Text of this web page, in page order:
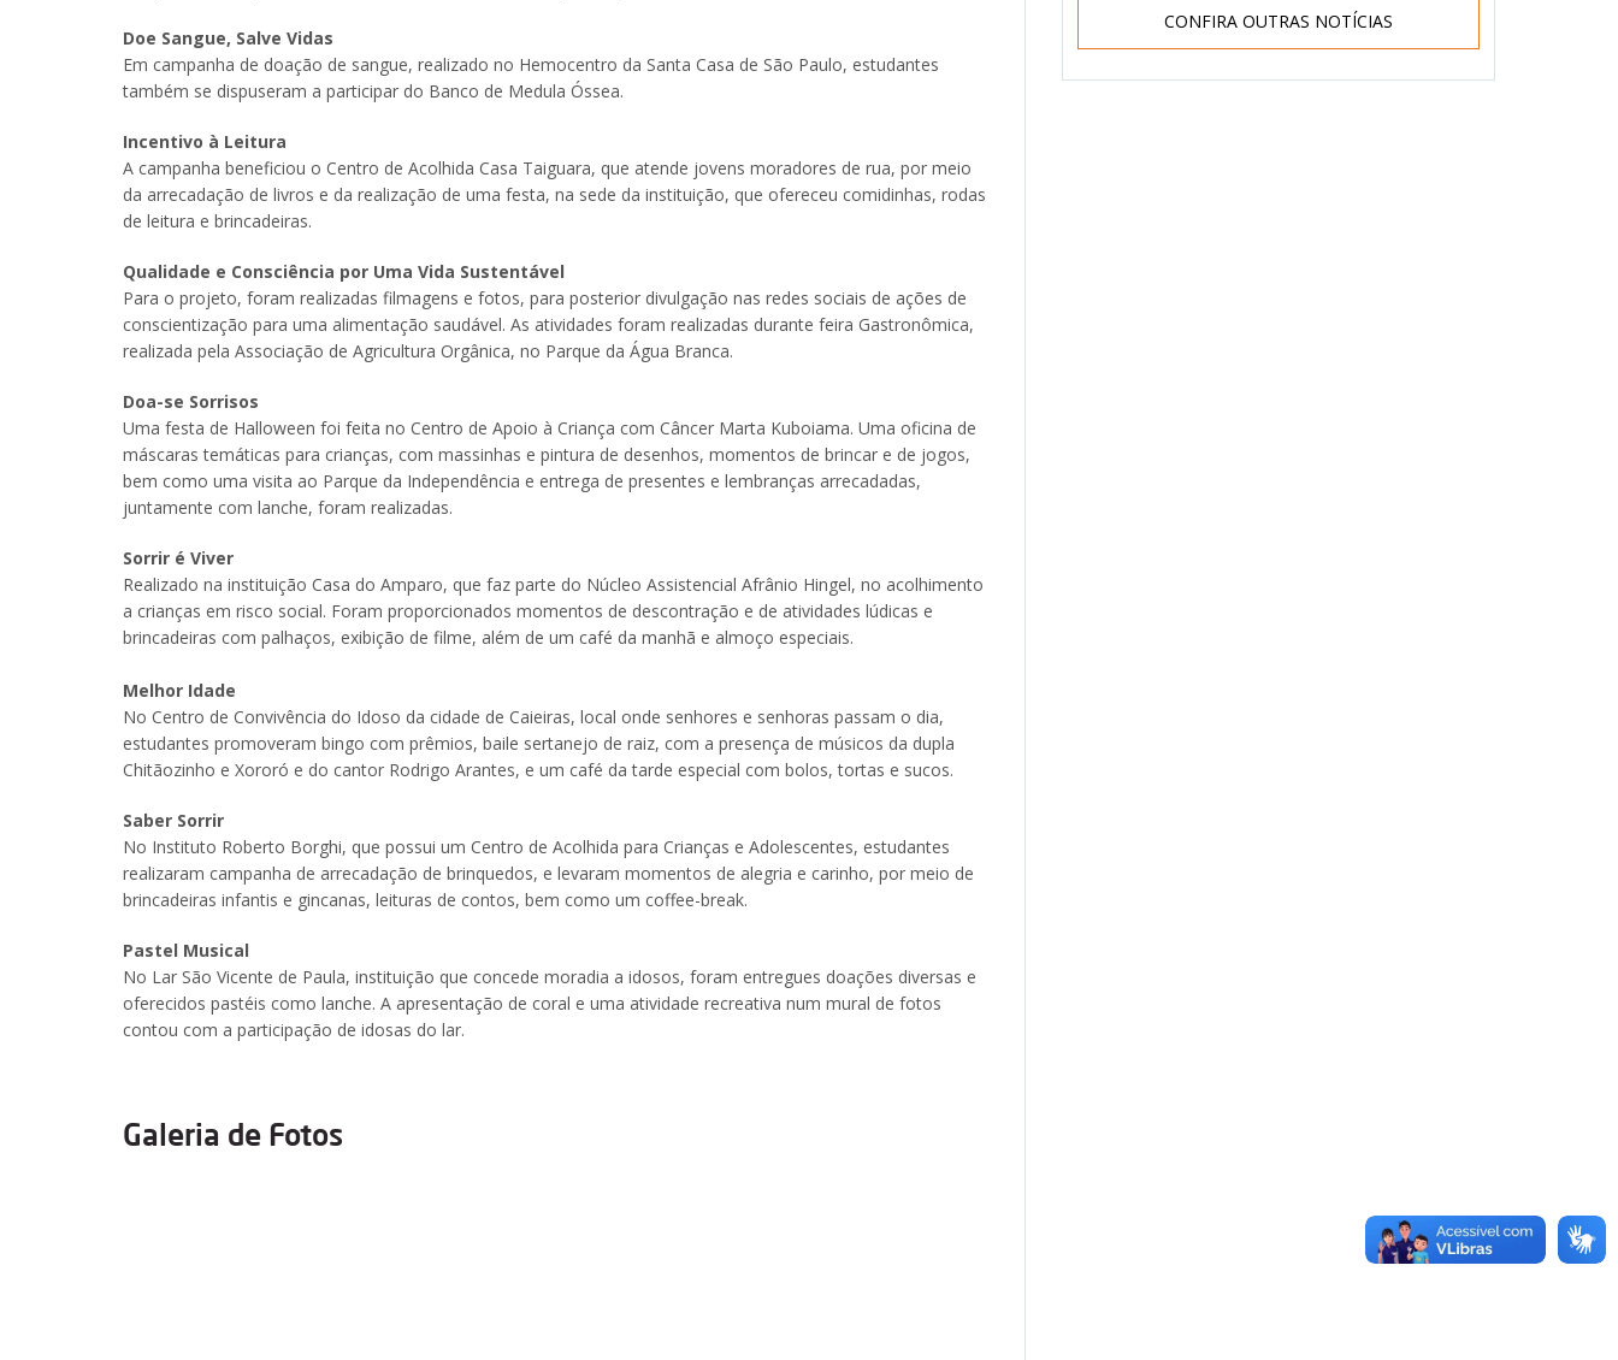
Doe Sangue, Salve Vidas
Em campanha de doação de sangue, realizado no Hemocentro da Santa Casa de São Paulo, estudantes
também se dispuseram a participar do Banco de Medula Óssea.
Incentivo à Leitura
A campanha beneficiou o Centro de Acolhida Casa Taiguara, que atende jovens moradores de rua, por meio
da arrecadação de livros e da realização de uma festa, na sede da instituição, que ofereceu comidinhas, rodas
de leitura e brincadeiras.
Qualidade e Consciência por Uma Vida Sustentável
Para o projeto, foram realizadas filmagens e fotos, para posterior divulgação nas redes sociais de ações de
conscientização para uma alimentação saudável. As atividades foram realizadas durante feira Gastronômica,
realizada pela Associação de Agricultura Orgânica, no Parque da Água Branca.
Doa-se Sorrisos
Uma festa de Halloween foi feita no Centro de Apoio à Criança com Câncer Marta Kuboiama. Uma oficina de
máscaras temáticas para crianças, com massinhas e pintura de desenhos, momentos de brincar e de jogos,
bem como uma visita ao Parque da Independência e entrega de presentes e lembranças arrecadadas,
juntamente com lanche, foram realizadas.
Sorrir é Viver
Realizado na instituição Casa do Amparo, que faz parte do Núcleo Assistencial Afrânio Hingel, no acolhimento
a crianças em risco social. Foram proporcionados momentos de descontração e de atividades lúdicas e
brincadeiras com palhaços, exibição de filme, além de um café da manhã e almoço especiais.
Melhor Idade
No Centro de Convivência do Idoso da cidade de Caieiras, local onde senhores e senhoras passam o dia,
estudantes promoveram bingo com prêmios, baile sertanejo de raiz, com a presença de músicos da dupla
Chitãozinho e Xororó e do cantor Rodrigo Arantes, e um café da tarde especial com bolos, tortas e sucos.
Saber Sorrir
No Instituto Roberto Borghi, que possui um Centro de Acolhida para Crianças e Adolescentes, estudantes
realizaram campanha de arrecadação de brinquedos, e levaram momentos de alegria e carinho, por meio de
brincadeiras infantis e gincanas, leituras de contos, bem como um coffee-break.
Pastel Musical
No Lar São Vicente de Paula, instituição que concede moradia a idosos, foram entregues doações diversas e
oferecidos pastéis como lanche. A apresentação de coral e uma atividade recreativa num mural de fotos
contou com a participação de idosas do lar.
Galeria de Fotos
CONFIRA OUTRAS NOTÍCIAS